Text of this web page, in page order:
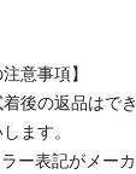
意事項】
後の返品はで
ます。
ー表記がメー